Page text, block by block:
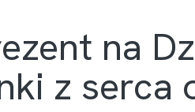
na
z serca